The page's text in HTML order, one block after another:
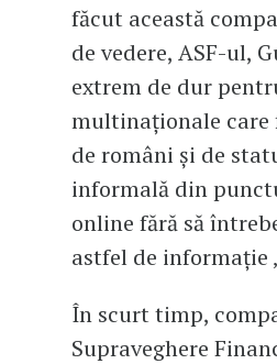
făcut această
de vedere, ASF-ul,
extrem de dur
multinaționale care
de români și de
informală din
online fără să
astfel de informație
În scurt timp,
Supraveghere